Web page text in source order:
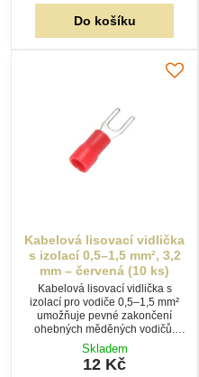
Do košíku
Kabelová lisovací vidlička
s izolací 0,5–1,5 mm², 3,2
mm – červená (10 ks)
Kabelová lisovací vidlička s
izolací pro vodiče 0,5–1,5 mm²
umožňuje pevné zakončení
ohebných měděných vodičů.
Vidlička o rozměru 3,2 mm
usnadňuje rychlé šroubové
připojení. Balení 10 ks.
Skladem
12 Kč